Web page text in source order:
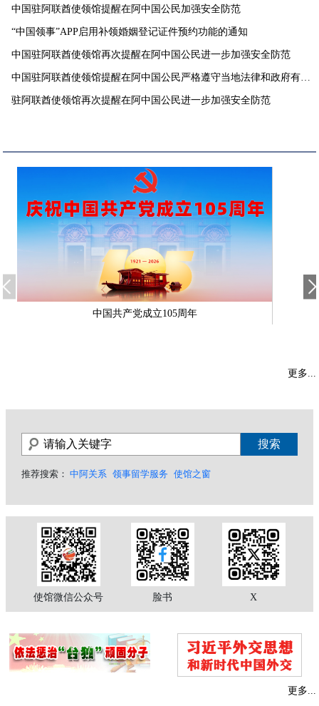
中国驻阿联酋使领馆提醒在阿中国公民加强安全防范
“中国领事”APP启用补领婚姻登记证件预约功能的通知
中国驻阿联酋使领馆再次提醒在阿中国公民进一步加强安全防范
中国驻阿联酋使领馆提醒在阿中国公民严格遵守当地法律和政府有关
要求
驻阿联酋使领馆再次提醒在阿中国公民进一步加强安全防范
中国共产党成立105周年
更多...
推荐搜索： 中阿关系 领事留学服务 使馆之窗
使馆微信公众号 脸书 X
更多...